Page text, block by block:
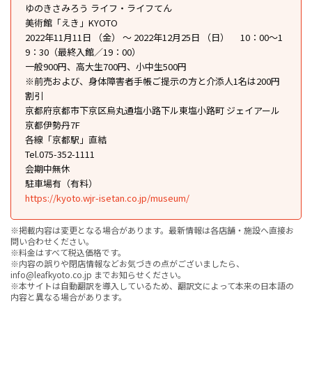
ゆのきさみろう ライフ・ライフてん
美術館「えき」KYOTO
2022年11月11日 （金） ～ 2022年12月25日 （日） 10：00～1
9：30（最終入館／19：00）
一般900円、高大生700円、小中生500円
※前売および、身体障害者手帳ご提示の方と介添人1名は200円
割引
京都府京都市下京区烏丸通塩小路下ル東塩小路町 ジェイアール
京都伊勢丹7F
各線「京都駅」直結
Tel.075-352-1111
会期中無休
駐車場有（有料）
https://kyoto.wjr-isetan.co.jp/museum/
※掲載内容は変更となる場合があります。最新情報は各店舗・施設へ直接お
問い合わせください。
※料金はすべて税込価格です。
※内容の誤りや閉店情報などお気づきの点がございましたら、
info@leafkyoto.co.jp までお知らせください。
※本サイトは自動翻訳を導入しているため、翻訳文によって本来の日本語の
内容と異なる場合があります。